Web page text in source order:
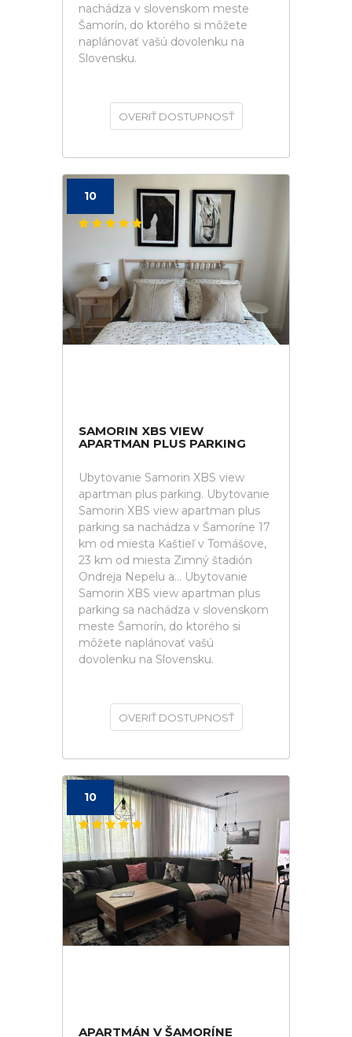
nachádza v slovenskom meste
Šamorín, do ktorého si môžete
naplánovať vašú dovolenku na
Slovensku.
OVERIŤ DOSTUPNOSŤ
10
SAMORIN XBS VIEW
APARTMAN PLUS PARKING
Ubytovanie Samorin XBS view
apartman plus parking. Ubytovanie
Samorin XBS view apartman plus
parking sa nachádza v Šamoríne 17
km od miesta Kaštieľ v Tomášove,
23 km od miesta Zimný štadión
Ondreja Nepelu a... Ubytovanie
Samorin XBS view apartman plus
parking sa nachádza v slovenskom
meste Šamorín, do ktorého si
môžete naplánovať vašú
dovolenku na Slovensku.
OVERIŤ DOSTUPNOSŤ
10
APARTMÁN V ŠAMORÍNE